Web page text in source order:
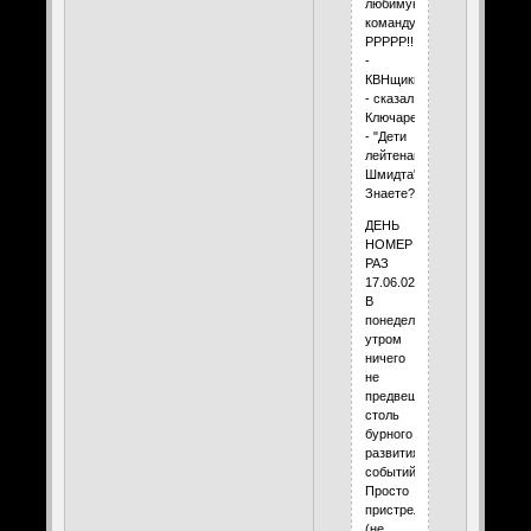
любимую
команду!!!
РРРРР!!!
-
КВНщики,
- сказал
Ключарев.
- "Дети
лейтенанта
Шмидта".
Знаете?..
ДЕНЬ
НОМЕР
РАЗ
17.06.02
В
понедельник
утром
ничего
не
предвещало
столь
бурного
развития
событий...
Просто
пристрелянный